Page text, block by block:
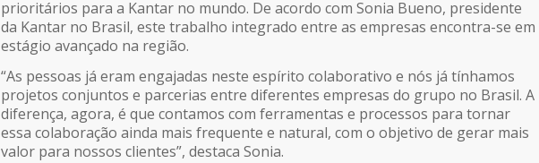
prioritários para a Kantar no mundo. De acordo com Sonia Bueno, presidente
da Kantar no Brasil, este trabalho integrado entre as empresas encontra-se em
estágio avançado na região.
“As pessoas já eram engajadas neste espírito colaborativo e nós já tínhamos
projetos conjuntos e parcerias entre diferentes empresas do grupo no Brasil. A
diferença, agora, é que contamos com ferramentas e processos para tornar
essa colaboração ainda mais frequente e natural, com o objetivo de gerar mais
valor para nossos clientes”, destaca Sonia.